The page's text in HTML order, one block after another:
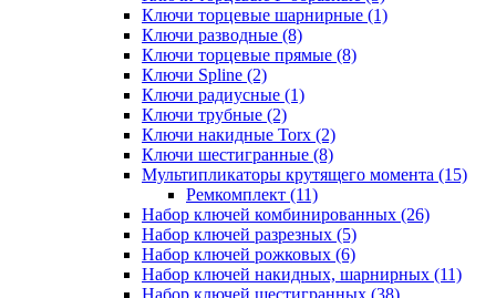
Ключи торцевые шарнирные (1)
Ключи разводные (8)
Ключи торцевые прямые (8)
Ключи Spline (2)
Ключи радиусные (1)
Ключи трубные (2)
Ключи накидные Torx (2)
Ключи шестигранные (8)
Мультипликаторы крутящего момента (15)
Ремкомплект (11)
Набор ключей комбинированных (26)
Набор ключей разрезных (5)
Набор ключей рожковых (6)
Набор ключей накидных, шарнирных (11)
Набор ключей шестигранных (38)